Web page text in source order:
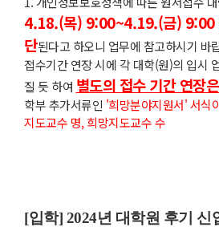
4.18.(목) 9:00~4.19.(금) 9:00
단된다고 하오니 업무에 참고하시기 바
접수기간 연장 시에 각 대학(원)의 입시
질 듯 하여 별도의 접수 기간 연장
학부 추가서류인 '희망분야지원서' 서식
지도교수 명, 희망지도교수 수
[입학] 2024년 대학원 후기 신